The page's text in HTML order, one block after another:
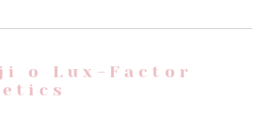
o Lux-Factor